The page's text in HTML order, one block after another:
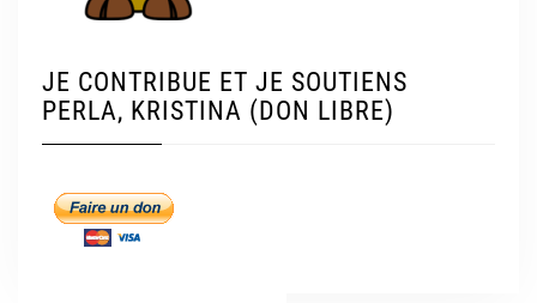
JE CONTRIBUE ET JE SOUTIENS
PERLA, KRISTINA (DON LIBRE)